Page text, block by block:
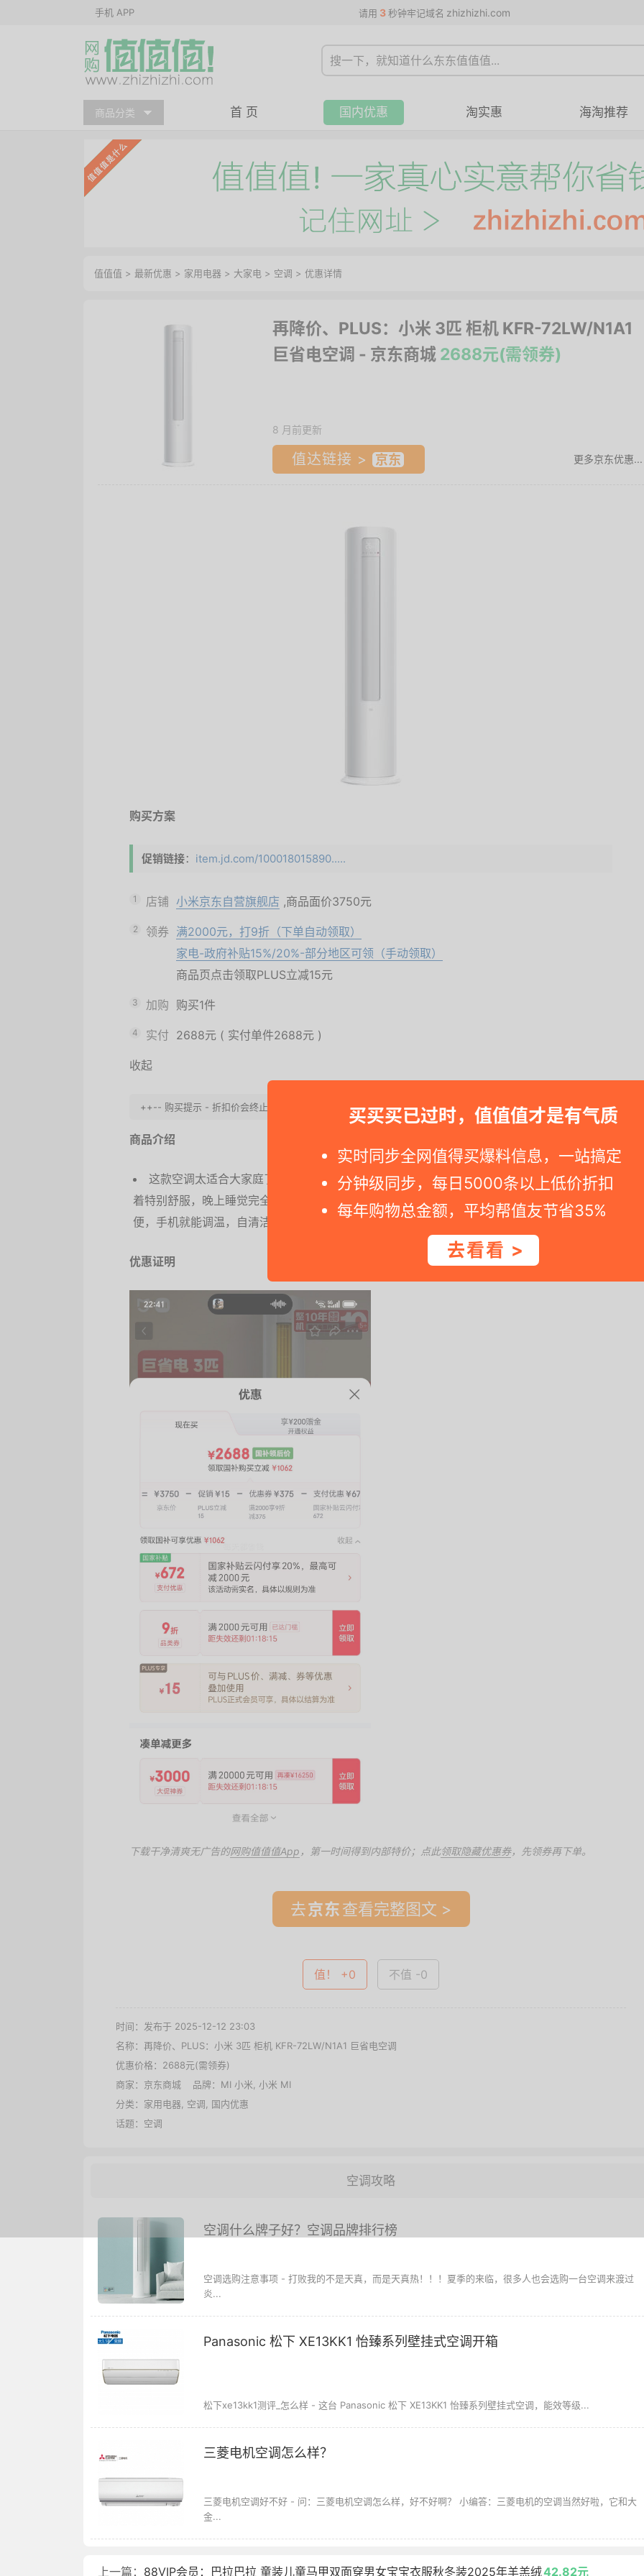
手机 APP 请用 3 秒钟牢记域名 zhizhizhi.com
商品分类 首 页 国内优惠 淘实惠 海淘推荐
买买买已过时，值值值才是有气质
实时同步全网值得买爆料信息，一站搞定
分钟级同步，每日5000条以上低价折扣
每年购物总金额，平均帮值友节省35%
去看看 >
值值值 > 最新优惠 > 家用电器 > 大家电 > 空调 > 优惠详情
再降价、PLUS：小米 3匹 柜机 KFR-72LW/N1A1
巨省电空调 - 京东商城 2688元(需领券)
8 月前更新
值达链接 > 更多京东优惠...
购买方案
促销链接： item.jd.com/100018015890.....
1 店铺 小米京东自营旗舰店 ,商品面价3750元
2 领券 满2000元，打9折（下单自动领取）
家电-政府补贴15%/20%-部分地区可领（手动领取）
商品页点击领取PLUS立减15元
3 加购 购买1件
4 实付 2688元 ( 实付单件2688元 )
收起
++-- 购买提示 - 折扣价会终止, 请快点去买. 若您点击京东商品链接看见标价已变, 那可能就是特价逾期. --++
商品介绍
这款空调太适合大家庭了！3匹一级能效巨省电，夏天开一整天电费都不心疼～柔风模式吹
着特别舒服，晚上睡觉完全不觉得冷硬，还有新风功能让房间空气一直很清新。智能控制也方
便，手机就能调温，自清洁功能省去不少麻烦，客厅用着制冷制热都很快！
优惠证明
下载干净清爽无广告的网购值值值App ，第一时间得到内部特价；点此领取隐藏优惠券，先领券再下单。
去 查看完整图文 >
值！ +0 不值 -0
时间：发布于 2025-12-12 23:03
名称： 再降价、PLUS：小米 3匹 柜机 KFR-72LW/N1A1 巨省电空调
优惠价格： 2688元(需领券)
商家： 京东商城 品牌： MI 小米 小米 MI
分类： 家用电器 空调
国内优惠
话题： 空调
空调攻略
空调什么牌子好？空调品牌排行榜
空调选购注意事项 - 打败我的不是天真，而是天真热！！！夏季的来临，很多人也会选购一台空调来渡过
炎...
Panasonic 松下 XE13KK1 怡臻系列壁挂式空调开箱
松下xe13kk1测评_怎么样 - 这台 Panasonic 松下 XE13KK1 怡臻系列壁挂式空调，能效等级...
三菱电机空调怎么样？
三菱电机空调好不好 - 问：三菱电机空调怎么样，好不好啊？ 小编答：三菱电机的空调当然好啦，它和大
金...
上一篇： 88VIP会员：巴拉巴拉 童装儿童马甲双面穿男女宝宝衣服秋冬装2025年羊羔绒42.82元